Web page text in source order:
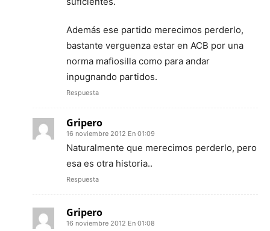
Además ese partido merecimos perderlo,
bastante verguenza estar en ACB por una
norma mafiosilla como para andar
inpugnando partidos.
Respuesta
Gripero
16 noviembre 2012 En 01:09
Naturalmente que merecimos perderlo, pero
esa es otra historia..
Respuesta
Gripero
16 noviembre 2012 En 01:08